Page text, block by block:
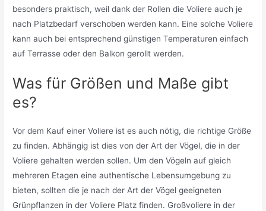
besonders praktisch, weil dank der Rollen die Voliere auch je
nach Platzbedarf verschoben werden kann. Eine solche Voliere
kann auch bei entsprechend günstigen Temperaturen einfach
auf Terrasse oder den Balkon gerollt werden.
Was für Größen und Maße gibt
es?
Vor dem Kauf einer Voliere ist es auch nötig, die richtige Größe
zu finden. Abhängig ist dies von der Art der Vögel, die in der
Voliere gehalten werden sollen. Um den Vögeln auf gleich
mehreren Etagen eine authentische Lebensumgebung zu
bieten, sollten die je nach der Art der Vögel geeigneten
Grünpflanzen in der Voliere Platz finden. Großvoliere in der